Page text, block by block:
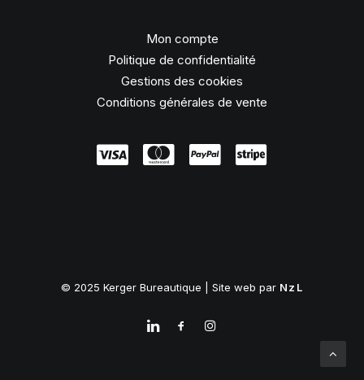
Mon compte
Politique de confidentialité
Gestions des cookies
Conditions générales de vente
© 2025 Kerger Bureautique | Site web par NzL